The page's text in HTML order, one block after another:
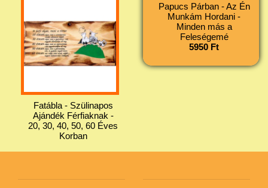
Fatábla - Szülinapos
Ajándék Férfiaknak -
20, 30, 40, 50, 60 Éves
Korban
Papucs Párban - Az Én
Munkám Hordani -
Minden más a
Feleségemé
5950 Ft